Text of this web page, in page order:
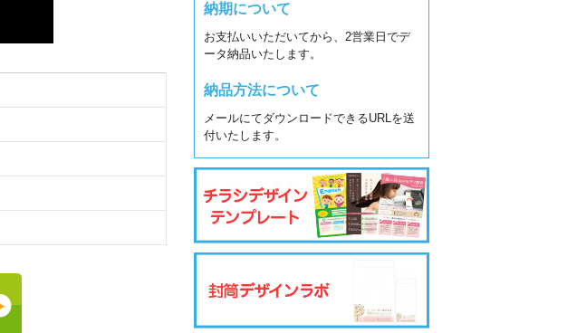
納期について
お支払いいただいてから、2営業日でデ
ータ納品いたします。
納品方法について
メールにてダウンロードできるURLを送
付いたします。